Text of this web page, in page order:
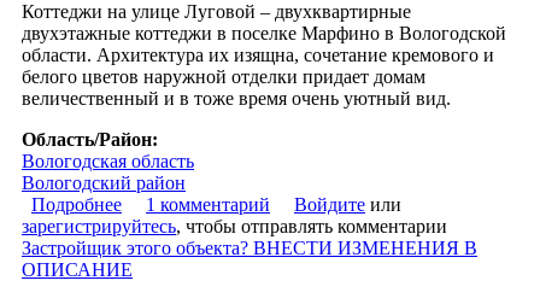
Коттеджи на улице Луговой – двухквартирные
двухэтажные коттеджи в поселке Марфино в Вологодской
области. Архитектура их изящна, сочетание кремового и
белого цветов наружной отделки придает домам
величественный и в тоже время очень уютный вид.
Область/Район:
Вологодская область
Вологодский район
Подробнее о Жилой квартал «Коттеджи на Луговой»
1 комментарий Войдите или
зарегистрируйтесь, чтобы отправлять комментарии
Застройщик этого объекта? ВНЕСТИ ИЗМЕНЕНИЯ В
ОПИСАНИЕ